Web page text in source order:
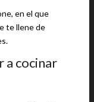
en el que
te llene de
a cocinar